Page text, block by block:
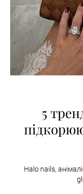
5
Halo nails,